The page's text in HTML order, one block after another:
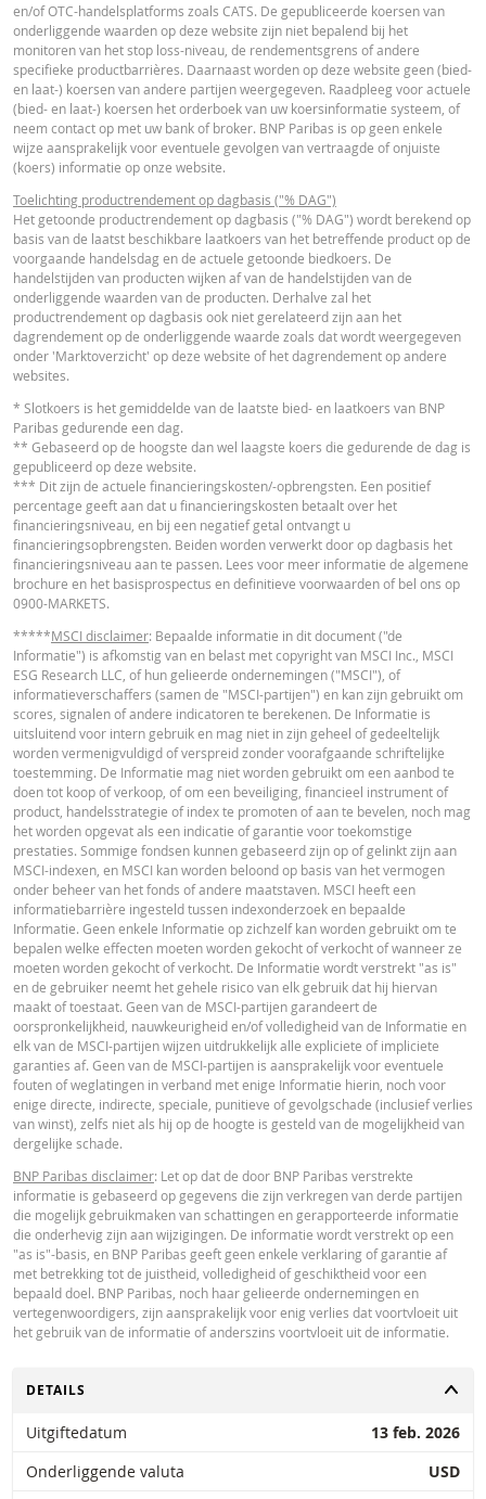
ACTUELE
WAARDEN
BEREKENDE
WAARDEN
Referentiekoers 54.039,300
-
Financieringsniveau
62.707,8111
-
Stop loss-niveau
62.080,733
Hefboom
6,24
Waarde belegging
(EUR)
7,50
Turbo (EUR) 7,50
Disclaimer
actuele of toekomstige handelskoersen weer. De calculator gaat uit van een
gelijkblijvend financieringskostenpercentage terwijl dit percentage in
werkelijkheid doorlopend kan veranderen. De rendementen van producten
een onderliggende waarde die niet in euro noteert, kunnen worden
door wisselkoerseffecten. De calculator houdt geen rekening met het
tussen bied- en laatprijzen (de spread), eventuele dividenden of
dividendbelasting. De invloed van het periodiek doorrollen van futures
in de calculator buiten beschouwing gelaten. Ook door afrondingen kunnen
getoonde waarden afwijken van de ontwikkelingen van waarden in de
werkelijkheid.
werkelijkheid wordt bij Turbo's op de stop loss reset datum, bij toepasselijke
eventuele ex-dividendnoteringen, bij eventuele specifieke corporate actions
indien toepasselijk, bij het doorrollen van futures aangepast. De invloed van
periodiek doorrollen van futures wordt ook in de calculator buiten
gelaten. Ook door afrondingen kunnen getoonde waarden afwijken van de
ontwikkelingen van waarden in de werkelijkheid.
BNP Paribas treedt niet op als uw juridisch of fiscaal adviseur, accountant of
beleggingsadviseur en heeft op geen enkele wijze een fiduciaire verplichting
tegenover u in verband met de calculator en/of in verband met eventuele
transacties in door BNP Paribas uitgegeven producten of andere
transacties. U mag niet op BNP Paribas vertrouwen voor beleggingsadvies
aanbevelingen, ongeacht van welke aard. Hoewel de getoonde koersen zijn
gebaseerd op betrouwbaar geachte informatie, wordt de juistheid of
volledigheid hiervan niet gegarandeerd. BNP Paribas biedt geen garanties
betrekking tot de informatie verstrekt door de calculator en aanvaardt geen
enkele aansprakelijkheid voor directe, indirecte, bijzondere, incidentele,
immateriële of gevolgschade (met inbegrip van winstderving) die op
wijze voortvloeit uit het gebruik van de calculator door u of uw adviseurs of
hierin vervatte informatie. De ingevoerde koersgegevens zijn afkomstig van
Paribas en gelden strikt per de vermelde datum. De koersen getoond door
calculator zijn indicatief en uitsluitend bestemd voor informatieve
Koersinformatie vormt geen uitnodiging of aanbod tot het kopen of
van effecten of andere financiële instrumenten. De informatie is uitsluitend
bestemd voor gebruik door de bedoelde ontvangers. Het is niet toegestaan
deze informatie geheel of gedeeltelijk te reproduceren, te verspreiden of te
kopiëren voor enig doel zonder voorafgaande uitdrukkelijke toestemming
BNP Paribas. Meer informatie is op verzoek verkrijgbaar bij BNP Paribas,;
contact op via 0900-6275387, +31-20-5501150 of markets@bnpparibas.com
ESSENTIËLE BELEGGERSINFORMATIEDOCUMENTATIE
Essentiële
Beleggersinformatiedocument (NL)
PDF
FINANCIEEL OVERZICHT
Financial Information URL
Cost Report
RECENTE KOERSINFORMATIE
Latest Product Quotes
en/of OTC-handelsplatforms zoals CATS. De gepubliceerde koersen van
onderliggende waarden op deze website zijn niet bepalend bij het
monitoren van het stop loss-niveau, de rendementsgrens of andere
specifieke productbarrières. Daarnaast worden op deze website geen (bied-
en laat-) koersen van andere partijen weergegeven. Raadpleeg voor actuele
(bied- en laat-) koersen het orderboek van uw koersinformatie systeem, of
neem contact op met uw bank of broker. BNP Paribas is op geen enkele
wijze aansprakelijk voor eventuele gevolgen van vertraagde of onjuiste
(koers) informatie op onze website.
Toelichting productrendement op dagbasis ("% DAG")
Het getoonde productrendement op dagbasis ("% DAG") wordt berekend op
basis van de laatst beschikbare laatkoers van het betreffende product op de
voorgaande handelsdag en de actuele getoonde biedkoers. De
handelstijden van producten wijken af van de handelstijden van de
onderliggende waarden van de producten. Derhalve zal het
productrendement op dagbasis ook niet gerelateerd zijn aan het
dagrendement op de onderliggende waarde zoals dat wordt weergegeven
onder 'Marktoverzicht' op deze website of het dagrendement op andere
websites.
* Slotkoers is het gemiddelde van de laatste bied- en laatkoers van BNP
Paribas gedurende een dag.
** Gebaseerd op de hoogste dan wel laagste koers die gedurende de dag is
gepubliceerd op deze website.
*** Dit zijn de actuele financieringskosten/-opbrengsten. Een positief
percentage geeft aan dat u financieringskosten betaalt over het
financieringsniveau, en bij een negatief getal ontvangt u
financieringsopbrengsten. Beiden worden verwerkt door op dagbasis het
financieringsniveau aan te passen. Lees voor meer informatie de algemene
brochure en het basisprospectus en definitieve voorwaarden of bel ons op
0900-MARKETS.
*****MSCI disclaimer: Bepaalde informatie in dit document ("de
Informatie") is afkomstig van en belast met copyright van MSCI Inc., MSCI
ESG Research LLC, of hun gelieerde ondernemingen ("MSCI"), of
informatieverschaffers (samen de "MSCI-partijen") en kan zijn gebruikt om
scores, signalen of andere indicatoren te berekenen. De Informatie is
uitsluitend voor intern gebruik en mag niet in zijn geheel of gedeeltelijk
worden vermenigvuldigd of verspreid zonder voorafgaande schriftelijke
toestemming. De Informatie mag niet worden gebruikt om een aanbod te
doen tot koop of verkoop, of om een beveiliging, financieel instrument of
product, handelsstrategie of index te promoten of aan te bevelen, noch mag
het worden opgevat als een indicatie of garantie voor toekomstige
prestaties. Sommige fondsen kunnen gebaseerd zijn op of gelinkt zijn aan
MSCI-indexen, en MSCI kan worden beloond op basis van het vermogen
onder beheer van het fonds of andere maatstaven. MSCI heeft een
informatiebarrière ingesteld tussen indexonderzoek en bepaalde
Informatie. Geen enkele Informatie op zichzelf kan worden gebruikt om te
bepalen welke effecten moeten worden gekocht of verkocht of wanneer ze
moeten worden gekocht of verkocht. De Informatie wordt verstrekt "as is"
en de gebruiker neemt het gehele risico van elk gebruik dat hij hiervan
maakt of toestaat. Geen van de MSCI-partijen garandeert de
oorspronkelijkheid, nauwkeurigheid en/of volledigheid van de Informatie en
elk van de MSCI-partijen wijzen uitdrukkelijk alle expliciete of impliciete
garanties af. Geen van de MSCI-partijen is aansprakelijk voor eventuele
fouten of weglatingen in verband met enige Informatie hierin, noch voor
enige directe, indirecte, speciale, punitieve of gevolgschade (inclusief verlies
van winst), zelfs niet als hij op de hoogte is gesteld van de mogelijkheid van
dergelijke schade.
BNP Paribas disclaimer: Let op dat de door BNP Paribas verstrekte
informatie is gebaseerd op gegevens die zijn verkregen van derde partijen
die mogelijk gebruikmaken van schattingen en gerapporteerde informatie
die onderhevig zijn aan wijzigingen. De informatie wordt verstrekt op een
"as is"-basis, en BNP Paribas geeft geen enkele verklaring of garantie af
met betrekking tot de juistheid, volledigheid of geschiktheid voor een
bepaald doel. BNP Paribas, noch haar gelieerde ondernemingen en
vertegenwoordigers, zijn aansprakelijk voor enig verlies dat voortvloeit uit
het gebruik van de informatie of anderszins voortvloeit uit de informatie.
TOGGLE
DETAILS
Uitgiftedatum
13 feb. 2026
Onderliggende valuta
USD